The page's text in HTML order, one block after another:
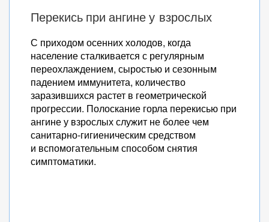
Перекись при ангине у взрослых
С приходом осенних холодов, когда
население сталкивается с регулярным
переохлаждением, сыростью и сезонным
падением иммунитета, количество
заразившихся растет в геометрической
прогрессии. Полоскание горла перекисью при
ангине у взрослых служит не более чем
санитарно-гигиеническим средством
и вспомогательным способом снятия
симптоматики.